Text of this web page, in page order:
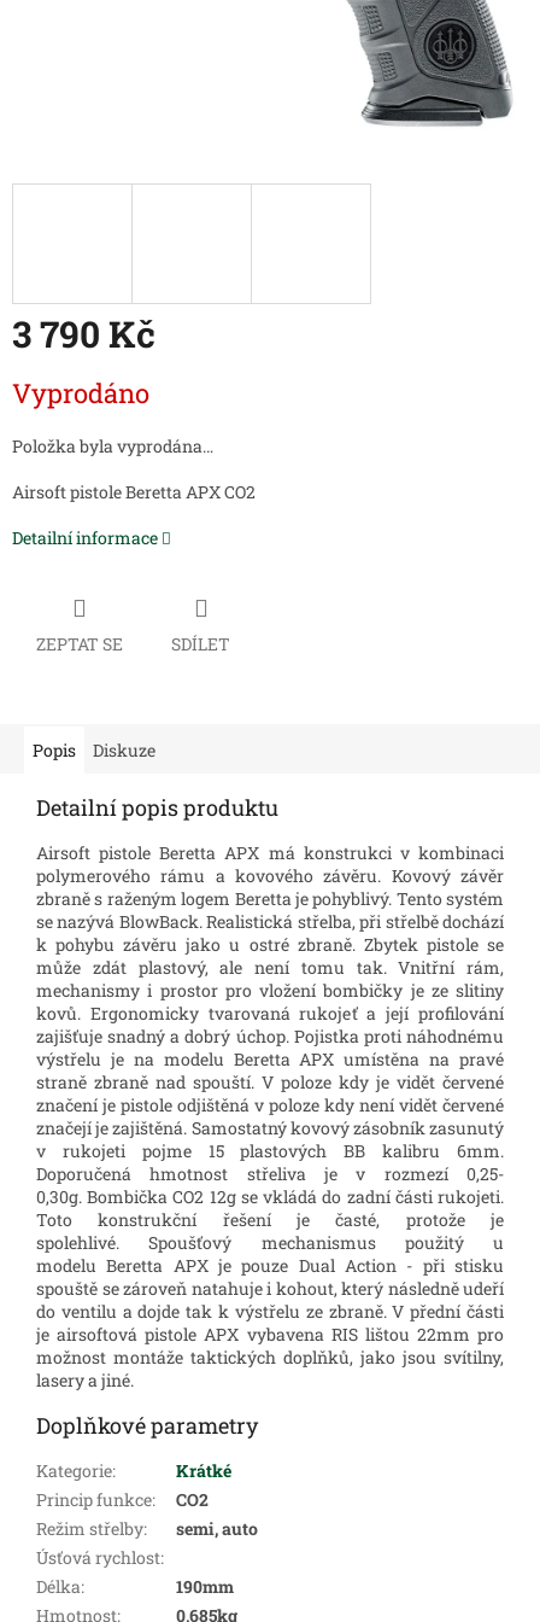
3 790 Kč
cena:
Vyprodáno
Položka byla vyprodána…
Airsoft pistole Beretta APX CO2
Detailní informace
ZEPTAT SE SDÍLET
Popis Diskuze
Detailní popis produktu
Airsoft pistole Beretta APX má konstrukci v kombinaci
polymerového rámu a kovového závěru. Kovový závěr
zbraně s raženým logem Beretta je pohyblivý. Tento systém
se nazývá BlowBack. Realistická střelba, při střelbě dochází
k pohybu závěru jako u ostré zbraně. Zbytek pistole se
může zdát plastový, ale není tomu tak. Vnitřní rám,
mechanismy i prostor pro vložení bombičky je ze slitiny
kovů. Ergonomicky tvarovaná rukojeť a její profilování
zajišťuje snadný a dobrý úchop. Pojistka proti náhodnému
výstřelu je na modelu Beretta APX umístěna na pravé
straně zbraně nad spouští. V poloze kdy je vidět červené
značení je pistole odjištěná v poloze kdy není vidět červené
značejí je zajištěná. Samostatný kovový zásobník zasunutý
v rukojeti pojme 15 plastových BB kalibru 6mm.
Doporučená hmotnost střeliva je v rozmezí 0,25-
0,30g. Bombička CO2 12g se vkládá do zadní části rukojeti.
Toto konstrukční řešení je časté, protože je
spolehlivé. Spoušťový mechanismus použitý u
modelu Beretta APX je pouze Dual Action - při stisku
spouště se zároveň natahuje i kohout, který následně udeří
do ventilu a dojde tak k výstřelu ze zbraně. V přední části
je airsoftová pistole APX vybavena RIS lištou 22mm pro
možnost montáže taktických doplňků, jako jsou svítilny,
lasery a jiné.
Doplňkové parametry
Kategorie:
Krátké
Princip funkce:
CO2
Režim střelby:
semi, auto
Úsťová rychlost:
Délka:
190mm
Hmotnost: 0,685kg